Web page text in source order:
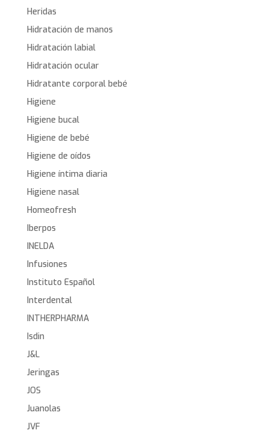
Heridas
Hidratación de manos
Hidratación labial
Hidratación ocular
Hidratante corporal bebé
Higiene
Higiene bucal
Higiene de bebé
Higiene de oídos
Higiene íntima diaria
Higiene nasal
Homeofresh
Iberpos
INELDA
Infusiones
Instituto Español
Interdental
INTHERPHARMA
Isdin
J&L
Jeringas
JOS
Juanolas
JVF